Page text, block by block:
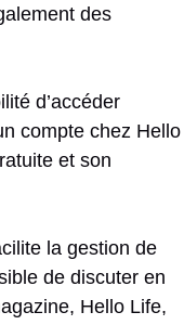
des
d’accéder
compte chez Hello
et son
la gestion de
de discuter en
Hello Life,